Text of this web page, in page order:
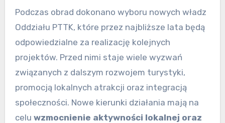
Podczas obrad dokonano wyboru nowych władz
Oddziału PTTK, które przez najbliższe lata będą
odpowiedzialne za realizację kolejnych
projektów. Przed nimi staje wiele wyzwań
związanych z dalszym rozwojem turystyki,
promocją lokalnych atrakcji oraz integracją
społeczności. Nowe kierunki działania mają na
celu wzmocnienie aktywności lokalnej oraz